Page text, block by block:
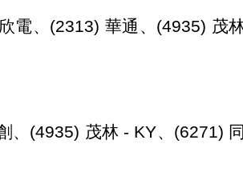
電、(2313) 華通、(4935) 茂
、(4935) 茂林 - KY、(6271) 同